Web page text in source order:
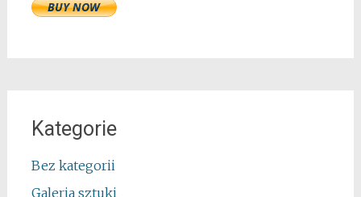
Kategorie
Bez kategorii
Galeria sztuki